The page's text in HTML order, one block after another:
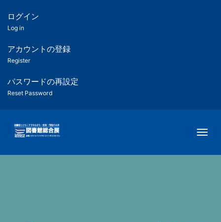
ツ
匿
名
ユ
ー
ー
用
メ
ログイン
Log in
アカウントの登録
Register
パスワードの再設定
Reset Password